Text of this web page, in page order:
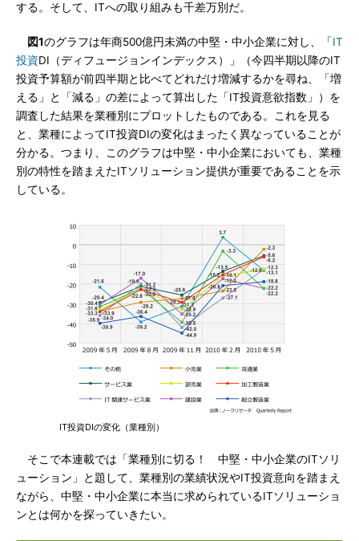
する。そして、ITへの取り組みも千差万別だ。
図1のグラフは年商500億円未満の中堅・中小企業に対し、「IT
投資DI（ディフュージョンインデックス）」（今四半期以降のIT
投資予算額が前四半期と比べてどれだけ増減するかを尋ね、「増
える」と「減る」の差によって算出した「IT投資意欲指数」）を
調査した結果を業種別にプロットしたものである。これを見る
と、業種によってIT投資DIの変化はまったく異なっていることが
分かる。つまり、このグラフは中堅・中小企業においても、業種
別の特性を踏まえたITソリューション提供が重要であることを示
している。
IT投資DIの変化（業種別）
そこで本連載では「業種別に切る！ 中堅・中小企業のITソリ
ューション」と題して、業種別の業績状況やIT投資意向を踏まえ
ながら、中堅・中小企業に本当に求められているITソリューショ
ンとは何かを探っていきたい。